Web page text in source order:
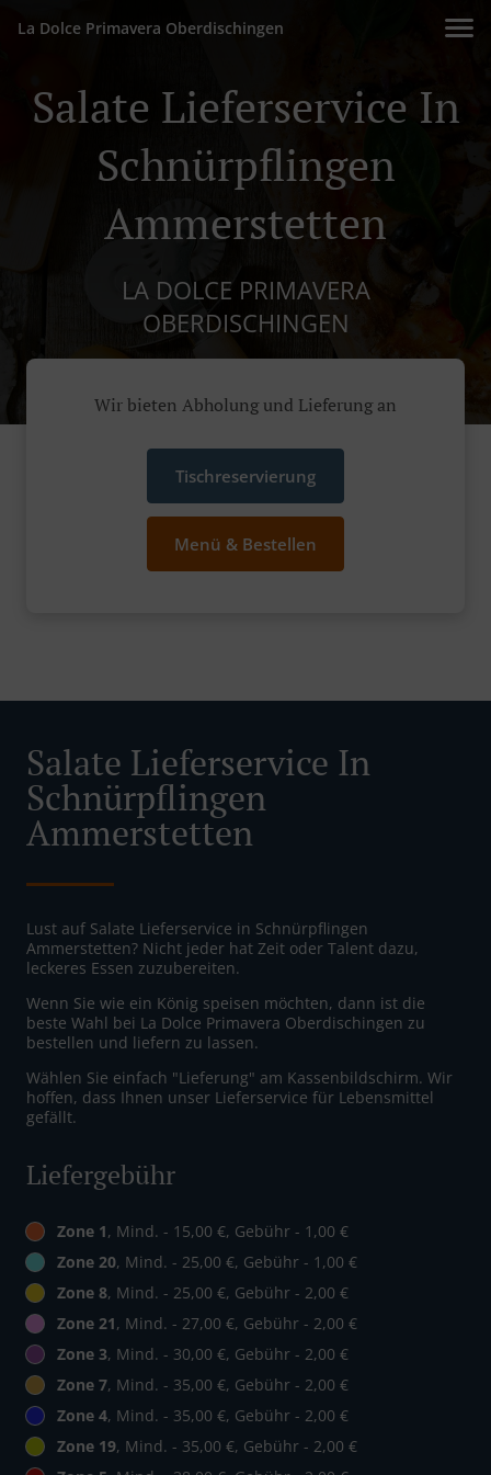
La Dolce Primavera Oberdischingen
Salate Lieferservice In
Schnürpflingen
Ammerstetten
LA DOLCE PRIMAVERA
OBERDISCHINGEN
Wir bieten Abholung und Lieferung an
Tischreservierung
Menü & Bestellen
Salate Lieferservice In
Schnürpflingen
Ammerstetten
Lust auf Salate Lieferservice in Schnürpflingen
Ammerstetten? Nicht jeder hat Zeit oder Talent dazu,
leckeres Essen zuzubereiten.
Wenn Sie wie ein König speisen möchten, dann ist die
beste Wahl bei La Dolce Primavera Oberdischingen zu
bestellen und liefern zu lassen.
Wählen Sie einfach "Lieferung" am Kassenbildschirm. Wir
hoffen, dass Ihnen unser Lieferservice für Lebensmittel
gefällt.
Liefergebühr
Zone 1, Mind. - 15,00 €, Gebühr - 1,00 €
Zone 20, Mind. - 25,00 €, Gebühr - 1,00 €
Zone 8, Mind. - 25,00 €, Gebühr - 2,00 €
Zone 21, Mind. - 27,00 €, Gebühr - 2,00 €
Zone 3, Mind. - 30,00 €, Gebühr - 2,00 €
Zone 7, Mind. - 35,00 €, Gebühr - 2,00 €
Zone 4, Mind. - 35,00 €, Gebühr - 2,00 €
Zone 19, Mind. - 35,00 €, Gebühr - 2,00 €